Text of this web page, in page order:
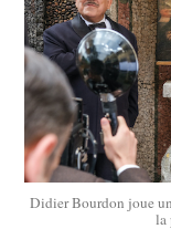
Didier Bourdon joue
la